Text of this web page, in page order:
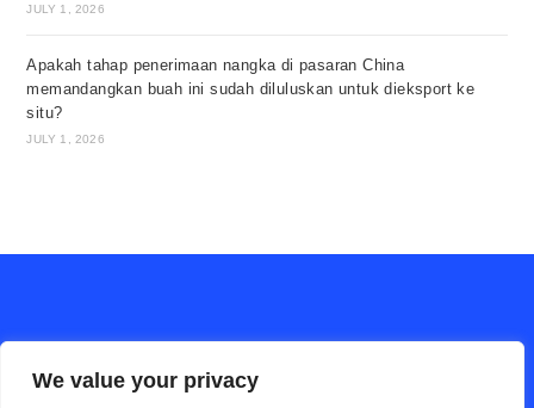
We value your privacy
JULY 1, 2026
Apakah tahap penerimaan nangka di pasaran China
memandangkan buah ini sudah diluluskan untuk dieksport ke
situ?
JULY 1, 2026